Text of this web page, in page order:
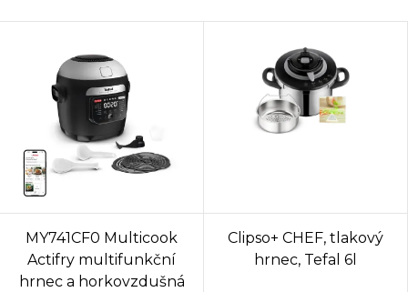
MY741CF0 Multicook
Actifry multifunkční
hrnec a horkovzdušná
Clipso+ CHEF, tlakový
hrnec, Tefal 6l